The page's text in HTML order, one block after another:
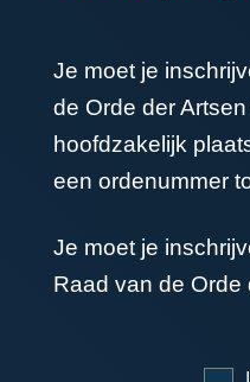
Je moet je
de Orde der
hoofdzakelijk
een ordenummer
Je moet je
Raad van de Orde